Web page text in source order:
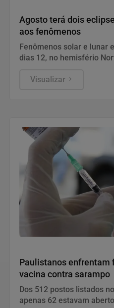
Agosto terá dois
aos fenômenos
Fenômenos solar e lunar
dias 12, no hemisfério
Visualizar
Paulistanos enfrentam
vacina contra sarampo
Dos 512 postos listados
apenas 62 estavam